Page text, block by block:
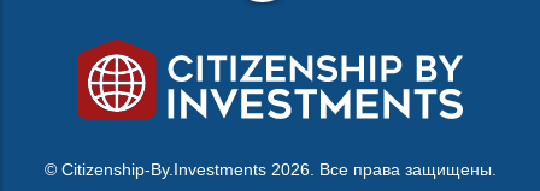
© Citizenship-By.Investments 2026. Все права защищены.